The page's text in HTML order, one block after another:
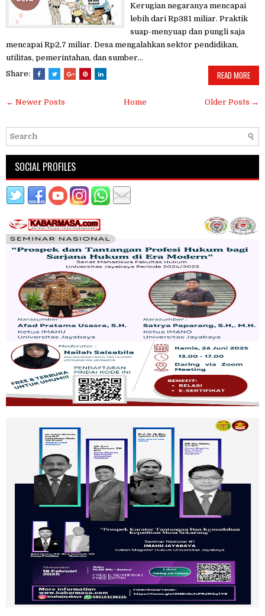
Kerugian negaranya mencapai
lebih dari Rp381 miliar. Praktik
suap-menyuap dan pungli saja
mencapai Rp2,7 miliar. Desa mengalahkan sektor pendidikan,
utilitas, pemerintahan, dan sumber...
Share:
READ MORE
← Newer Posts Older Posts →
Home
SOCIAL PROFILES